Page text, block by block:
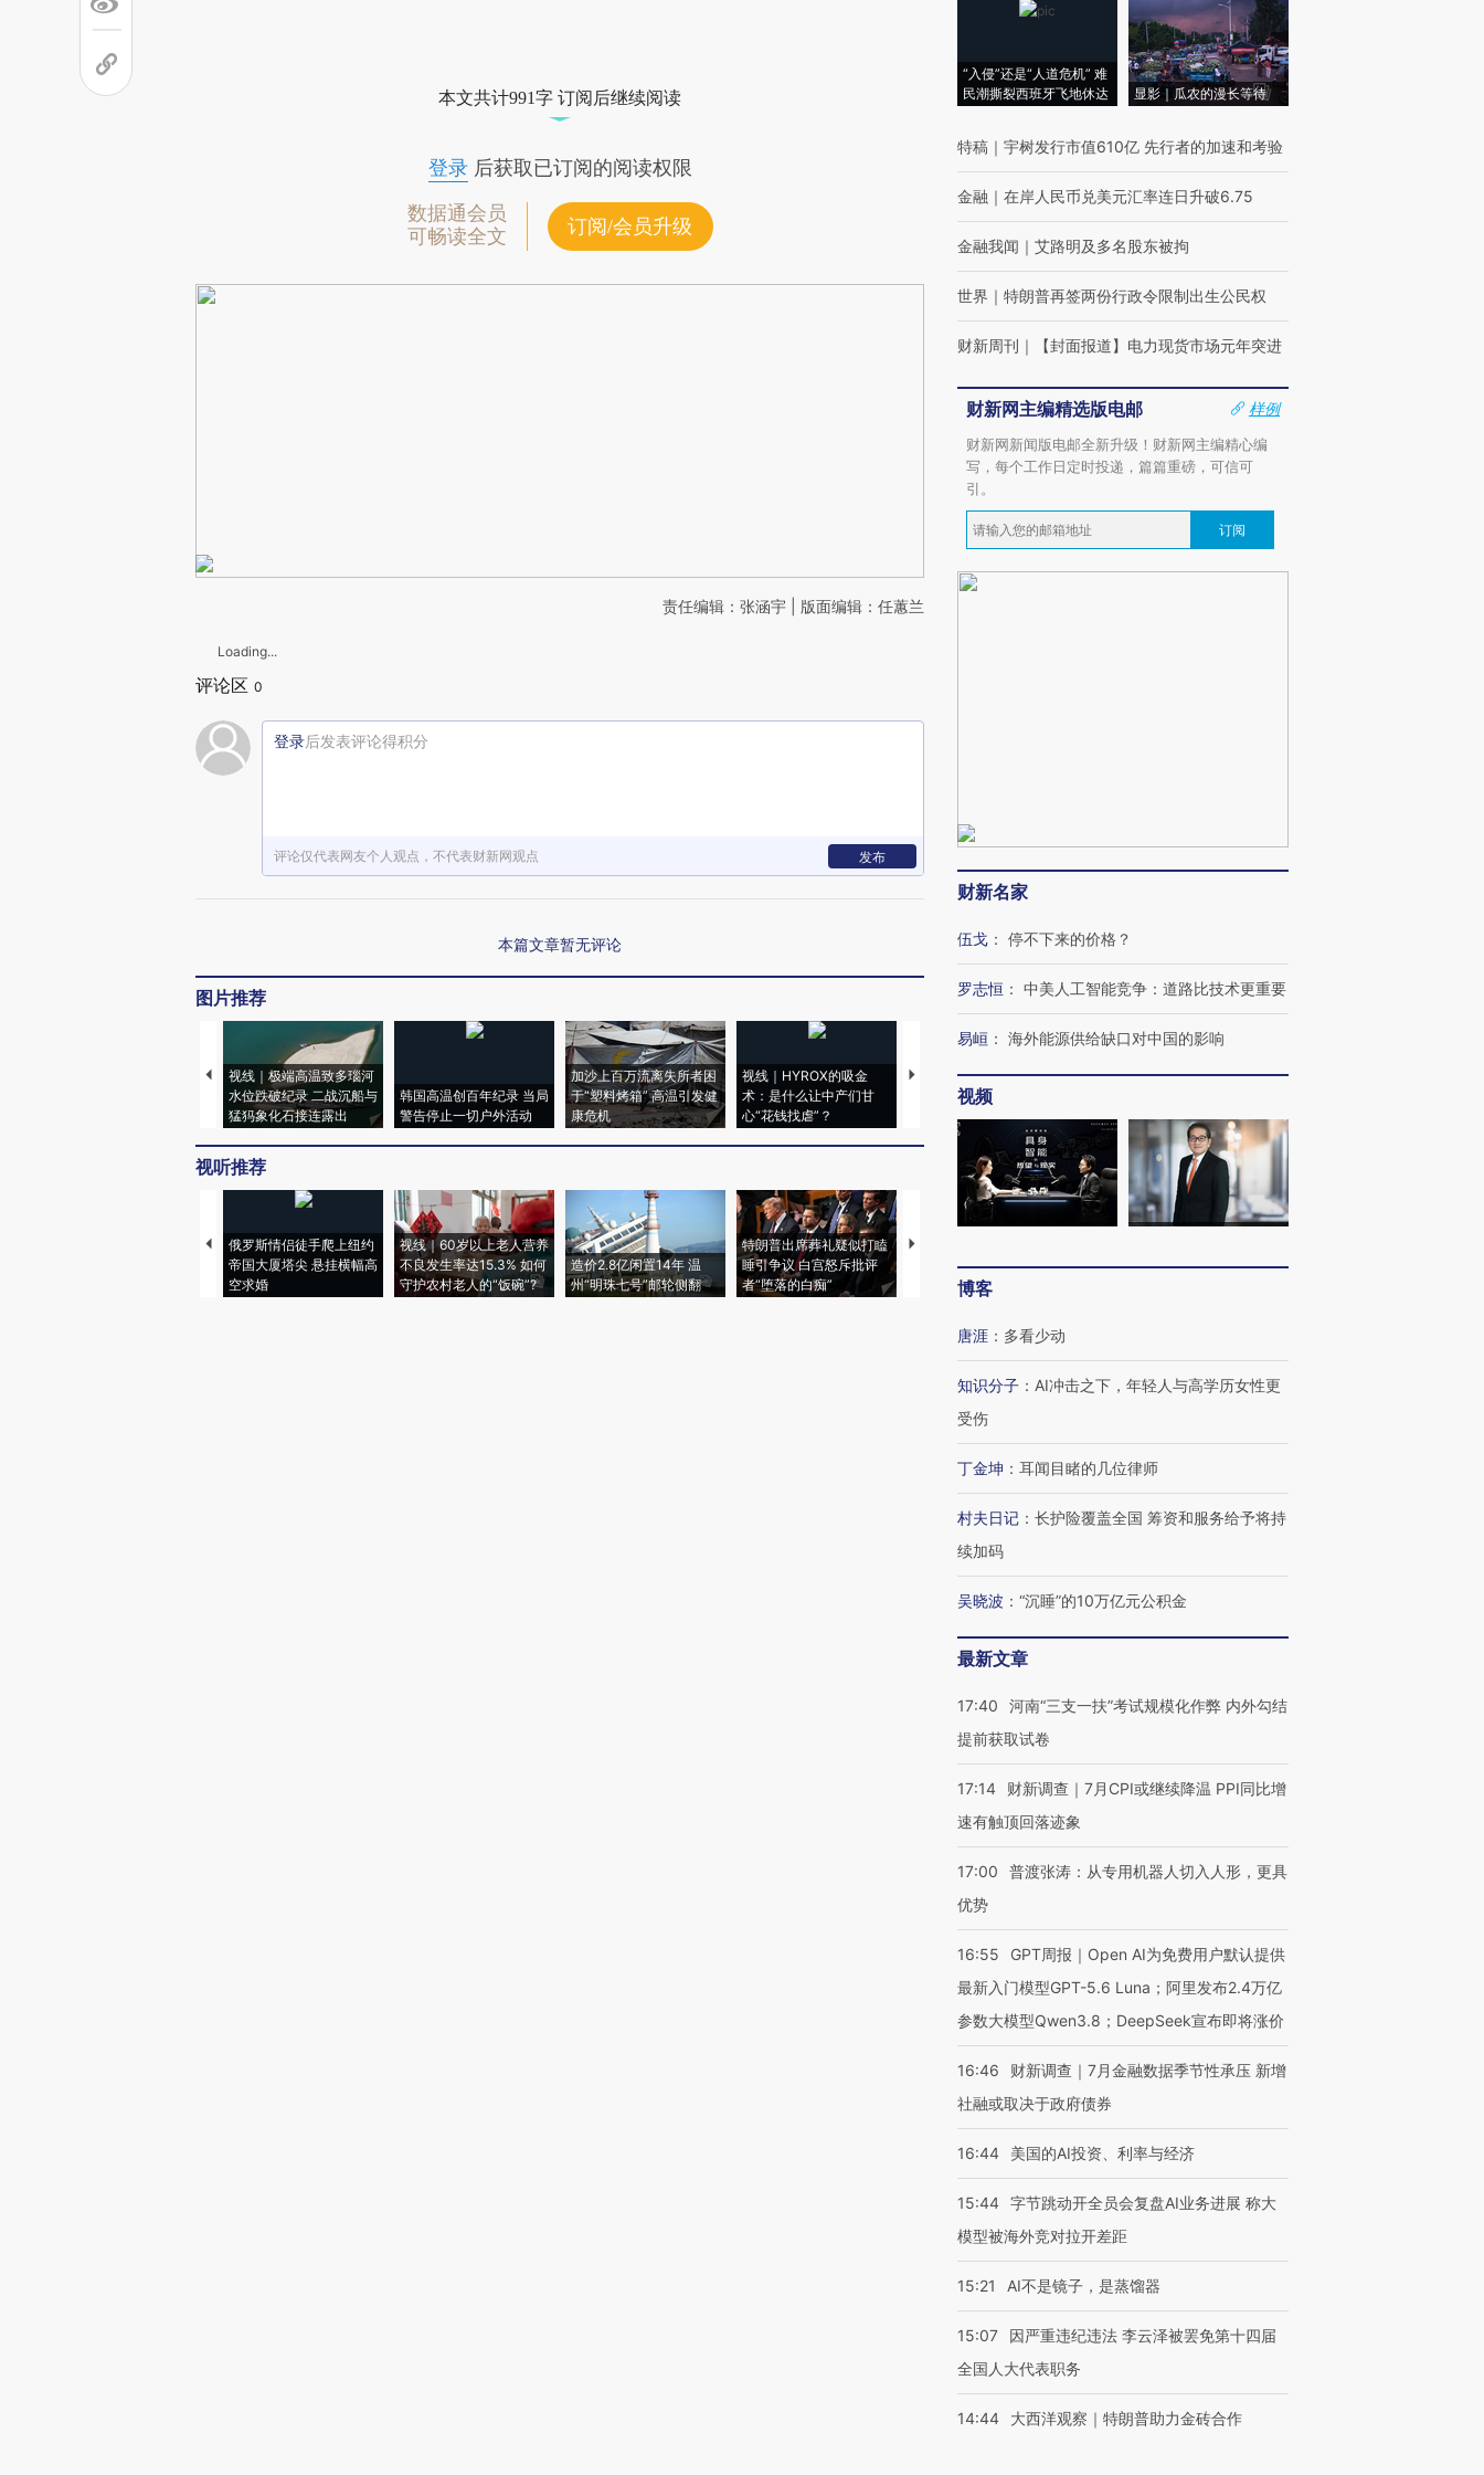
本文共计991字 订阅后继续阅读
登录后获取已订阅的阅读权限
数据通会员
可畅读全文
订阅/会员升级
责任编辑：张涵宇 | 版面编辑：任蕙兰
Loading...
评论区 0
登录后发表评论得积分
评论仅代表网友个人观点，不代表财新网观点 发布
本篇文章暂无评论
图片推荐
视线｜极端高温致多瑙河
水位跌破纪录 二战沉船与
猛犸象化石接连露出
韩国高温创百年纪录 当局
警告停止一切户外活动
加沙上百万流离失所者困
于“塑料烤箱” 高温引发健
康危机
视线｜HYROX的吸金
术：是什么让中产们甘
心“花钱找虐”？
马航飞行员跨国走私7万
粒摇头丸 尿检体内含3种
视线｜被称为“蟑螂”的印
育部长拱下台
视线｜“入侵”还是“人道危
飞地休达
视听推荐
俄罗斯情侣徒手爬上纽约
帝国大厦塔尖 悬挂横幅高
空求婚
视线｜60岁以上老人营养
不良发生率达15.3% 如何
守护农村老人的“饭碗”?
造价2.8亿闲置14年 温
州“明珠七号”邮轮侧翻
特朗普出席葬礼疑似打瞌
睡引争议 白宫怒斥批评
者“堕落的白痴”
视线｜全球最热百城独占
97个 印度如何熬过48°C
38岁梅西上演帽子戏法
围棋失利的邓煜 两位菲尔
“入侵”还是“人道危机” 难
民潮撕裂西班牙飞地休达
显影｜瓜农的漫长等待
特稿 ｜ 宇树发行市值610亿 先行者的加速和考验
金融 ｜ 在岸人民币兑美元汇率连日升破6.75
金融我闻 ｜ 艾路明及多名股东被拘
世界 ｜ 特朗普再签两份行政令限制出生公民权
财新周刊 ｜ 【封面报道】电力现货市场元年突进
财新网主编精选版电邮
样例
财新网新闻版电邮全新升级！财新网主编精心编
写，每个工作日定时投递，篇篇重磅，可信可
引。
订阅
财新名家
伍戈 ： 停不下来的价格？
罗志恒 ： 中美人工智能竞争：道路比技术更重要
易峘 ： 海外能源供给缺口对中国的影响
视频
博客
唐涯 ： 多看少动
知识分子 ： AI冲击之下，年轻人与高学历女性更
受伤
丁金坤 ： 耳闻目睹的几位律师
村夫日记 ： 长护险覆盖全国 筹资和服务给予将持
续加码
吴晓波 ： “沉睡”的10万亿元公积金
最新文章
17:40
河南“三支一扶”考试规模化作弊 内外勾结
提前获取试卷
17:14
财新调查｜7月CPI或继续降温 PPI同比增
速有触顶回落迹象
17:00
普渡张涛：从专用机器人切入人形，更具
优势
16:55
GPT周报｜Open AI为免费用户默认提供
最新入门模型GPT-5.6 Luna；阿里发布2.4万亿
参数大模型Qwen3.8；DeepSeek宣布即将涨价
16:46
财新调查｜7月金融数据季节性承压 新增
社融或取决于政府债券
16:44 美国的AI投资、利率与经济
15:44 字节跳动开全员会复盘AI业务进展 称大
模型被海外竞对拉开差距
15:21 AI不是镜子，是蒸馏器
15:07
因严重违纪违法 李云泽被罢免第十四届
全国人大代表职务
14:44 大西洋观察｜特朗普助力金砖合作